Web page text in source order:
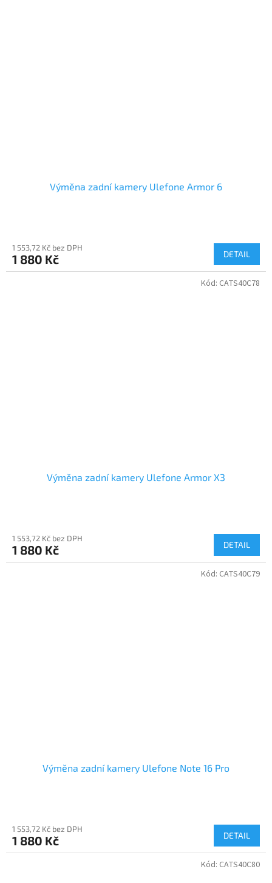
Výměna zadní kamery Ulefone Armor 6
1 553,72 Kč bez DPH
1 880 Kč DETAIL
Výměna zadní kamery Ulefone Armor X3
1 553,72 Kč bez DPH
1 880 Kč DETAIL
Kód: CATS40C78
Výměna zadní kamery Ulefone Note 16 Pro
1 553,72 Kč bez DPH
1 880 Kč DETAIL
Kód: CATS40C79
Kód: CATS40C80